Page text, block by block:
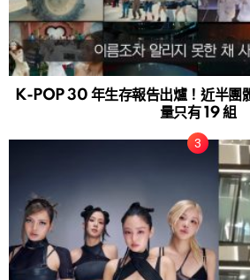
K-POP 30 年生存報告出爐！近半團
量只有 19 組